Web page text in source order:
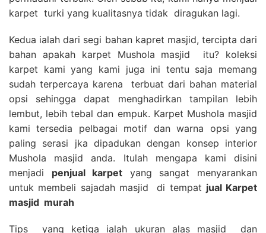
karpet turki yang kualitasnya tidak diragukan lagi.
Kedua ialah dari segi bahan kapret masjid, tercipta dari
bahan apakah karpet Mushola masjid itu? koleksi
karpet kami yang kami juga ini tentu saja memang
sudah terpercaya karena terbuat dari bahan material
opsi sehingga dapat menghadirkan tampilan lebih
lembut, lebih tebal dan empuk. Karpet Mushola masjid
kami tersedia pelbagai motif dan warna opsi yang
paling serasi jka dipadukan dengan konsep interior
Mushola masjid anda. Itulah mengapa kami disini
menjadi penjual karpet yang sangat menyarankan
untuk membeli sajadah masjid di tempat jual Karpet
masjid murah
Tips yang ketiga ialah ukuran alas masjid dan